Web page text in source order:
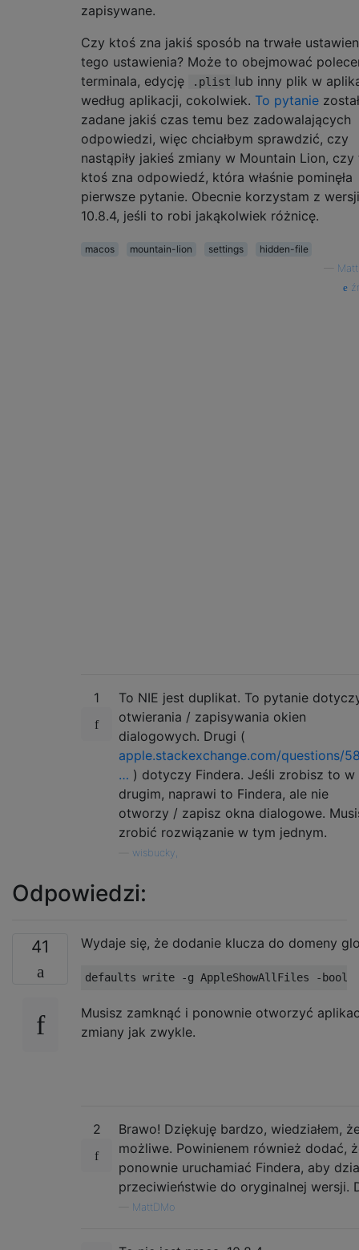
zapisywane.
Czy ktoś zna jakiś sposób na trwałe
tego ustawienia? Może to obejmować
terminala, edycję
.plist lub inny plik w
według aplikacji, cokolwiek. To pytanie
zadane jakiś czas temu bez zadowalających
odpowiedzi, więc chciałbym sprawdzić, czy
nastąpiły jakieś zmiany w Mountain Lion, czy
ktoś zna odpowiedź, która właśnie pominęła
pierwsze pytanie. Obecnie korzystam z wersji
10.8.4, jeśli to robi jakąkolwiek różnicę.
macos mountain-lion settings
hidden-file
1
To NIE jest duplikat. To pytanie
otwierania / zapisywania okien
dialogowych. Drugi (
apple.stackexchange.com/questions/
… ) dotyczy Findera. Jeśli zrobisz to w
drugim, naprawi to Findera, ale nie
otworzy / zapisz okna dialogowe.
zrobić rozwiązanie w tym jednym.
wisbucky,
Odpowiedzi:
41 Wydaje się, że dodanie klucza do domeny
Musisz zamknąć i ponownie otworzyć
zmiany jak zwykle.
2
Brawo! Dziękuję bardzo, wiedziałem,
możliwe. Powinienem również dodać,
ponownie uruchamiać Findera, aby
przeciwieństwie do oryginalnej wersji.
MattDMo